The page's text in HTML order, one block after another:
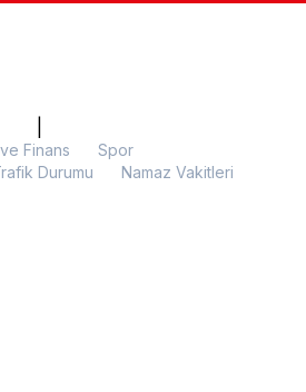
Finans
Spor
Durumu
Namaz Vakitleri